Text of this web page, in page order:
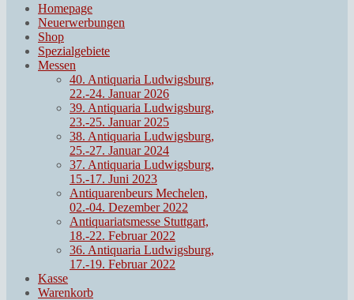
Homepage
Neuerwerbungen
Shop
Spezialgebiete
Messen
40. Antiquaria Ludwigsburg,
22.-24. Januar 2026
39. Antiquaria Ludwigsburg,
23.-25. Januar 2025
38. Antiquaria Ludwigsburg,
25.-27. Januar 2024
37. Antiquaria Ludwigsburg,
15.-17. Juni 2023
Antiquarenbeurs Mechelen,
02.-04. Dezember 2022
Antiquariatsmesse Stuttgart,
18.-22. Februar 2022
36. Antiquaria Ludwigsburg,
17.-19. Februar 2022
Kasse
Warenkorb